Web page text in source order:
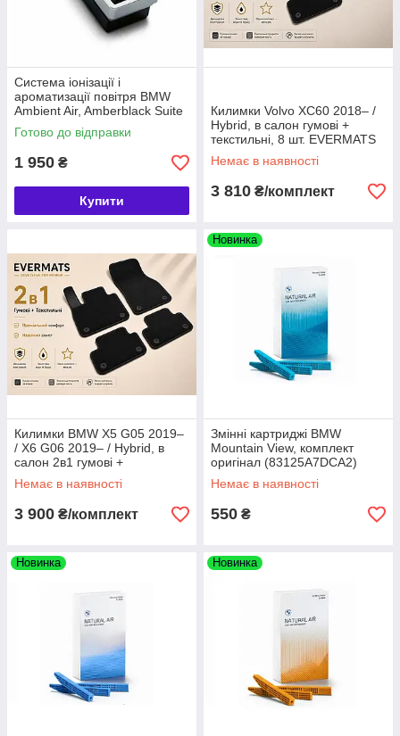
Система іонізації і
ароматизації повітря BMW
Ambient Air, Amberblack Suite
№2 (64112464928)
Готово до відправки
1 950 ₴
Купити
Килимки Volvo XC60 2018– /
Hybrid, в салон гумові +
текстильні, 8 шт. EVERMATS
Чехія (PT221745)
Немає в наявності
3 810 ₴/комплект
Килимки BMW X5 G05 2019–
/ X6 G06 2019– / Hybrid, в
салон 2в1 гумові +
текстильні, 8 шт. EVERMATS
Чехія (PT221885FL)
Немає в наявності
3 900 ₴/комплект
Новинка
Змінні картриджі BMW
Mountain View, комплект
оригінал (83125A7DCA2)
Немає в наявності
550 ₴
Новинка Новинка